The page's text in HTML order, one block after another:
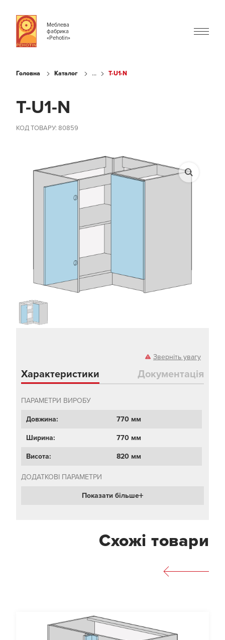
Меблева
фабрика
«Pehotin»
Головна Каталог ... T-U1-N
T-U1-N
КОД ТОВАРУ: 80859
Зверніть увагу
Характеристики Документація
ПАРАМЕТРИ ВИРОБУ
Довжина: 770 мм
Ширина: 770 мм
Висота: 820 мм
ДОДАТКОВІ ПАРАМЕТРИ
Показати більше
Схожі товари